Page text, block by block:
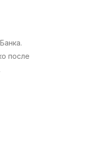
после